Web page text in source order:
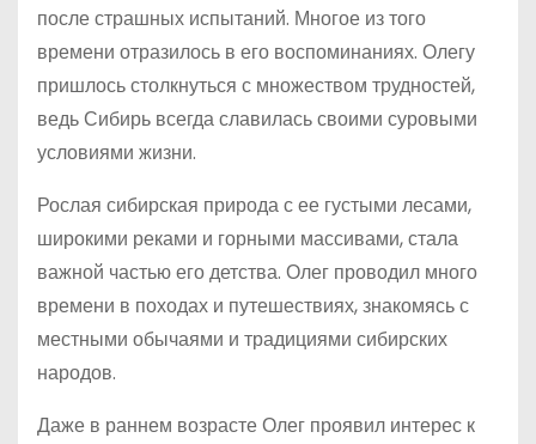
после страшных испытаний. Многое из того
времени отразилось в его воспоминаниях. Олегу
пришлось столкнуться с множеством трудностей,
ведь Сибирь всегда славилась своими суровыми
условиями жизни.
Рослая сибирская природа с ее густыми лесами,
широкими реками и горными массивами, стала
важной частью его детства. Олег проводил много
времени в походах и путешествиях, знакомясь с
местными обычаями и традициями сибирских
народов.
Даже в раннем возрасте Олег проявил интерес к